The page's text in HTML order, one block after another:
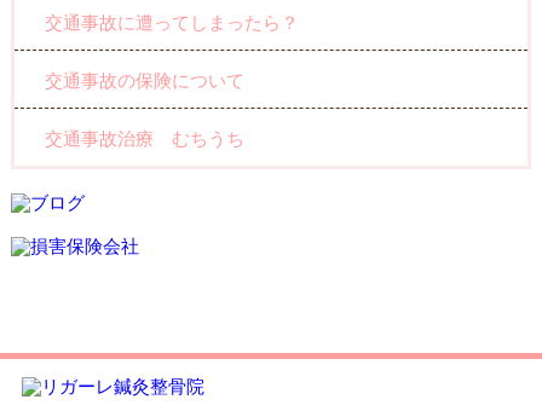
交通事故に遭ってしまったら？
交通事故の保険について
交通事故治療 むちうち